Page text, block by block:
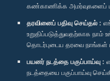
கண்காணிக்க அமர்வுகளைப்
தரவினைப் பதிவு செய்தல் :
உறுதிப்படுத்துவதற்காக நாம்
தொடர்புடைய தரவை நாங்கள்
பயனர் நடத்தை பகுப்பாய்வு :
நடத்தையை பகுப்பாய்வு
விருதுகள்
தனியுரிமைக் கொள்கை